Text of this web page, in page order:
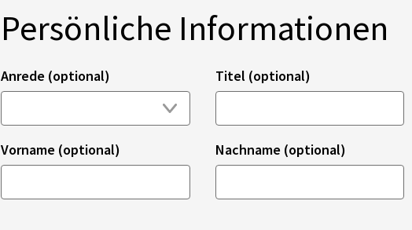
Persönliche Informationen
Anrede (optional) Titel (optional)
Vorname (optional) Nachname (optional)